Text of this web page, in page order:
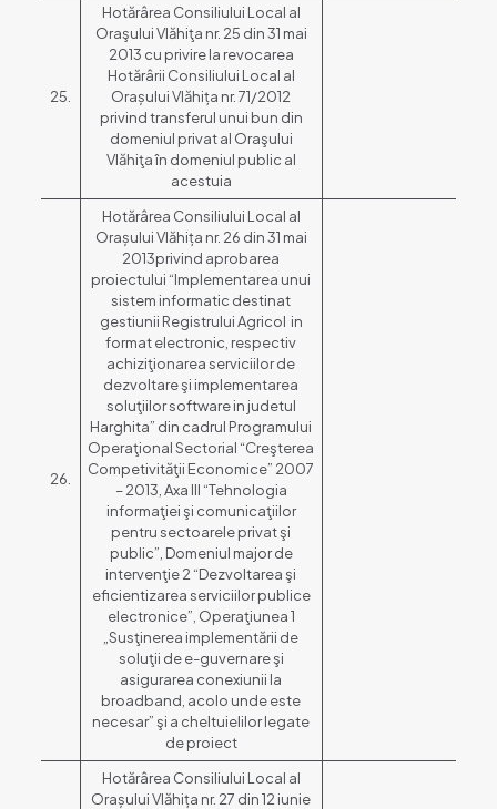
25.
Hotărârea Consiliului Local al
Oraşului Vlăhiţa nr. 25 din 31 mai
2013 cu privire la revocarea
Hotărârii Consiliului Local al
Orașului Vlăhița nr. 71/2012
privind transferul unui bun din
domeniul privat al Oraşului
Vlăhiţa în domeniul public al
acestuia
26.
Hotărârea Consiliului Local al
Orașului Vlăhița nr. 26 din 31 mai
2013privind aprobarea
proiectului “Implementarea unui
sistem informatic destinat
gestiunii Registrului Agricol in
format electronic, respectiv
achiziţionarea serviciilor de
dezvoltare şi implementarea
soluţiilor software in judetul
Harghita” din cadrul Programului
Operaţional Sectorial “Creşterea
Competivităţii Economice” 2007
– 2013, Axa III “Tehnologia
informaţiei şi comunicaţiilor
pentru sectoarele privat şi
public”, Domeniul major de
intervenţie 2 “Dezvoltarea şi
eficientizarea serviciilor publice
electronice”, Operaţiunea 1
„Susţinerea implementării de
soluţii de e-guvernare şi
asigurarea conexiunii la
broadband, acolo unde este
necesar” şi a cheltuielilor legate
de proiect
Hotărârea Consiliului Local al
Orașului Vlăhița nr. 27 din 12 iunie